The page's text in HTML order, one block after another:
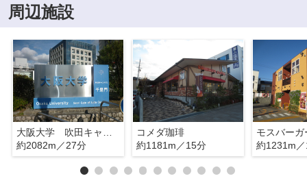
周辺施設
約2082m／27分
コメダ珈琲
約1181m／15分
モスバーガ
約1231m